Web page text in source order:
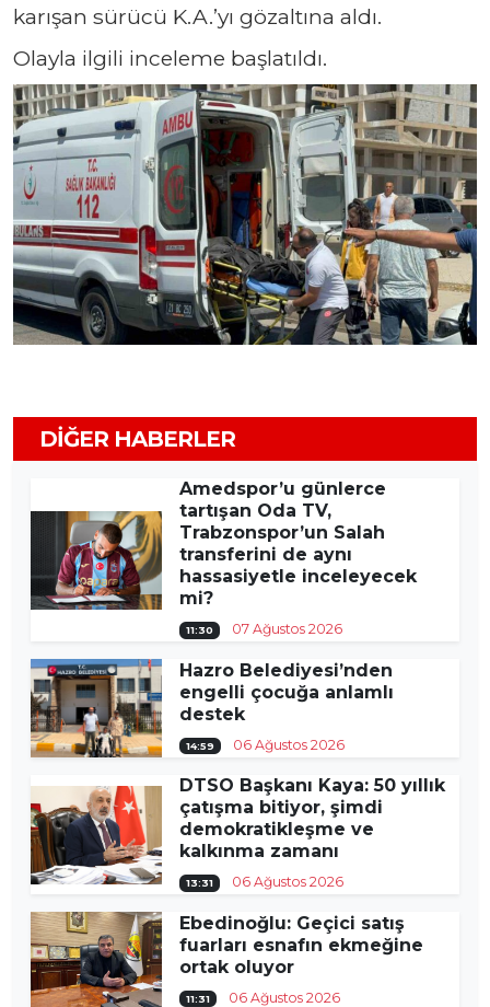
karışan sürücü K.A.’yı gözaltına aldı.
Olayla ilgili inceleme başlatıldı.
DIĞER HABERLER
Amedspor’u günlerce
tartışan Oda TV,
Trabzonspor’un Salah
transferini de aynı
hassasiyetle inceleyecek
mi?
11:30 07 Ağustos 2026
Hazro Belediyesi’nden
engelli çocuğa anlamlı
destek
14:59 06 Ağustos 2026
DTSO Başkanı Kaya: 50 yıllık
çatışma bitiyor, şimdi
demokratikleşme ve
kalkınma zamanı
13:31 06 Ağustos 2026
Ebedinoğlu: Geçici satış
fuarları esnafın ekmeğine
ortak oluyor
11:31 06 Ağustos 2026